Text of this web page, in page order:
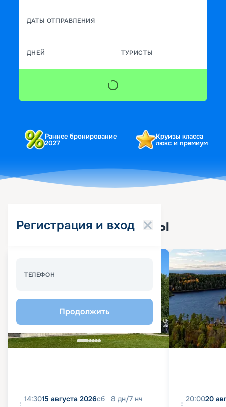
ДАТЫ ОТПРАВЛЕНИЯ
ДНЕЙ ТУРИСТЫ
Раннее бронирование
2027
Круизы класса
люкс и премиум
Регистрация и вход
ТЕЛЕФОН
Продолжить
Популярные круизы
14:3015 августа 2026сб 8 дн/7 нч
20:0020